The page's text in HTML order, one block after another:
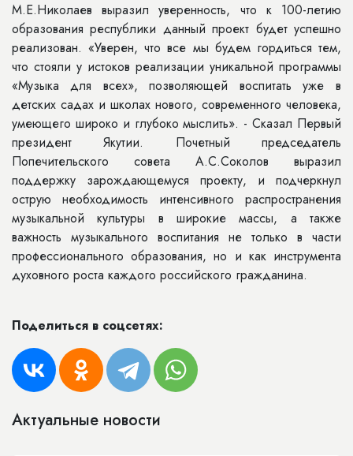
М.Е.Николаев выразил уверенность, что к 100-летию
образования республики данный проект будет успешно
реализован. «Уверен, что все мы будем гордиться тем,
что стояли у истоков реализации уникальной программы
«Музыка для всех», позволяющей воспитать уже в
детских садах и школах нового, современного человека,
умеющего широко и глубоко мыслить». - Сказал Первый
президент Якутии. Почетный председатель
Попечительского совета А.С.Соколов выразил
поддержку зарождающемуся проекту, и подчеркнул
острую необходимость интенсивного распространения
музыкальной культуры в широкие массы, а также
важность музыкального воспитания не только в части
профессионального образования, но и как инструмента
духовного роста каждого российского гражданина.
Поделиться в соцсетях:
Актуальные новости